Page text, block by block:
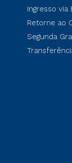
Ingresso via
Retorne ao
Segunda